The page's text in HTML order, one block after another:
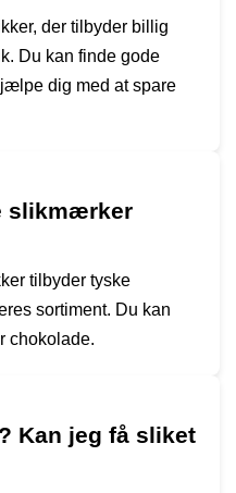
der tilbyder billig
Du kan finde gode
dig med at spare
slikmærker
tilbyder tyske
sortiment. Du kan
chokolade.
Kan jeg få sliket